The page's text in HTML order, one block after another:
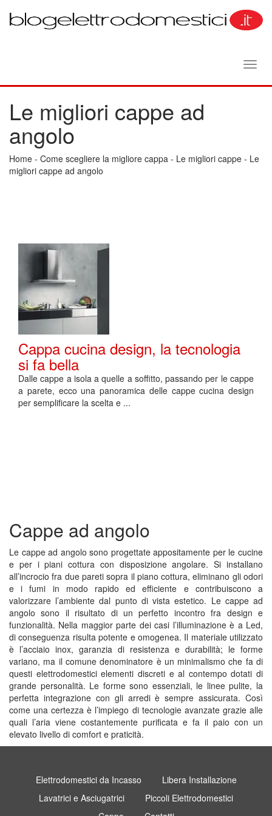
Le migliori cappe ad
angolo
Home - Come scegliere la migliore cappa - Le migliori cappe - Le
migliori cappe ad angolo
Cappa cucina design, la tecnologia
si fa bella
Dalle cappe a isola a quelle a soffitto, passando per le cappe
a parete, ecco una panoramica delle cappe cucina design
per semplificare la scelta e ...
Cappe ad angolo
Le cappe ad angolo sono progettate appositamente per le cucine
e per i piani cottura con disposizione angolare. Si installano
all’incrocio fra due pareti sopra il piano cottura, eliminano gli odori
e i fumi in modo rapido ed efficiente e contribuiscono a
valorizzare l’ambiente dal punto di vista estetico. Le cappe ad
angolo sono il risultato di un perfetto incontro fra design e
funzionalità. Nella maggior parte dei casi l’illuminazione è a Led,
di conseguenza risulta potente e omogenea. Il materiale utilizzato
è l’acciaio inox, garanzia di resistenza e durabilità; le forme
variano, ma il comune denominatore è un minimalismo che fa di
questi elettrodomestici elementi discreti e al contempo dotati di
grande personalità. Le forme sono essenziali, le linee pulite, la
perfetta integrazione con gli arredi è sempre assicurata. Così
come una certezza è l’impiego di tecnologie avanzate grazie alle
quali l’aria viene costantemente purificata e fa il paio con un
elevato livello di comfort e praticità.
Elettrodomestici da Incasso
Libera Installazione
Lavatrici e Asciugatrici
Piccoli Elettrodomestici